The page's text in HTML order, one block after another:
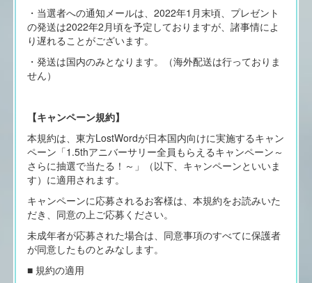
・当選者への通知メールは、2022年1月末頃、プレゼント
の発送は2022年2月頃を予定しておりますが、諸事情によ
り遅れることがございます。
・発送は国内のみとなります。（海外配送は行っておりま
せん）
【キャンペーン規約】
本規約は、東方LostWordが日本国内向けに実施するキャン
ペーン「1.5thアニバーサリー全員もらえるキャンペーン～
さらに抽選で当たる！～」（以下、キャンペーンといいま
す）に適用されます。
キャンペーンに応募されるお客様は、本規約をお読みいた
だき、同意の上ご応募ください。
未成年者が応募された場合は、同意事項のすべてに保護者
が同意したものとみなします。
■ 規約の適用